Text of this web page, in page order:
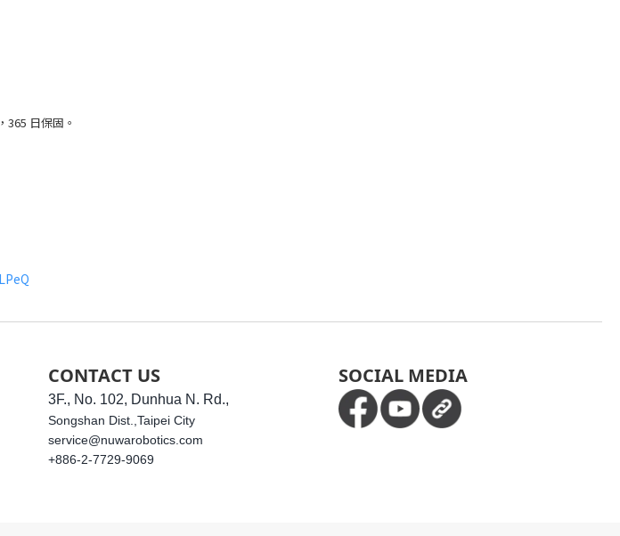
日保固。
CONTACT US
3F., No. 102, Dunhua N. Rd.,
Songshan Dist., Taipei City
service@nuwarobotics.com
+886-2-7729-9069
SOCIAL MEDIA